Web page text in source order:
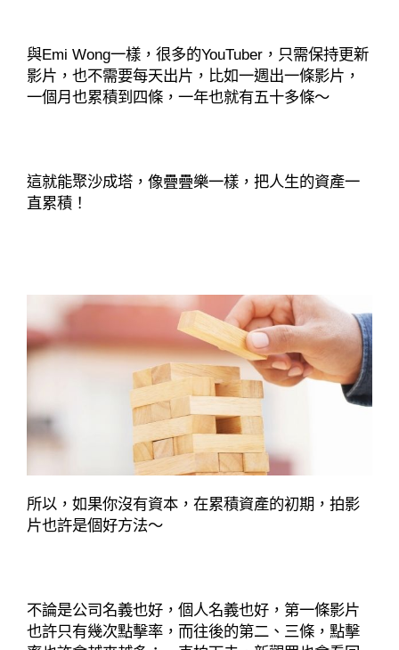
與Emi Wong一樣，很多的YouTuber，只需保持更新
影片，也不需要每天出片，比如一週出一條影片，
一個月也累積到四條，一年也就有五十多條～
這就能聚沙成塔，像疊疊樂一樣，把人生的資產一
直累積！
所以，如果你沒有資本，在累積資產的初期，拍影
片也許是個好方法～
不論是公司名義也好，個人名義也好，第一條影片
也許只有幾次點擊率，而往後的第二、三條，點擊